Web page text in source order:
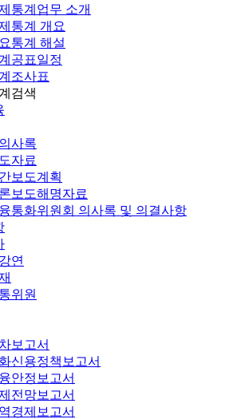
통계업무 소개
통계 개요
통계 해설
공표일정
조사표
검색
사록
자료
보도계획
보도해명자료
통화위원회 의사록 및 의결사항
연
위원
보고서
신용정책보고서
안정보고서
전망보고서
경제보고서